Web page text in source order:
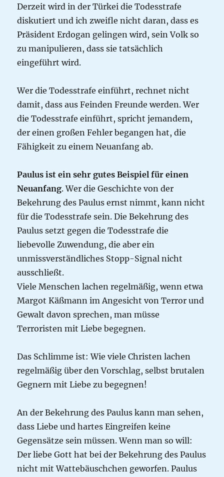
Derzeit wird in der Türkei die Todesstrafe
diskutiert und ich zweifle nicht daran, dass es
Präsident Erdogan gelingen wird, sein Volk so
zu manipulieren, dass sie tatsächlich
eingeführt wird.
Wer die Todesstrafe einführt, rechnet nicht
damit, dass aus Feinden Freunde werden. Wer
die Todesstrafe einführt, spricht jemandem,
der einen großen Fehler begangen hat, die
Fähigkeit zu einem Neuanfang ab.
Paulus ist ein sehr gutes Beispiel für einen
Neuanfang. Wer die Geschichte von der
Bekehrung des Paulus ernst nimmt, kann nicht
für die Todesstrafe sein. Die Bekehrung des
Paulus setzt gegen die Todesstrafe die
liebevolle Zuwendung, die aber ein
unmissverständliches Stopp-Signal nicht
ausschließt.
Viele Menschen lachen regelmäßig, wenn etwa
Margot Käßmann im Angesicht von Terror und
Gewalt davon sprechen, man müsse
Terroristen mit Liebe begegnen.
Das Schlimme ist: Wie viele Christen lachen
regelmäßig über den Vorschlag, selbst brutalen
Gegnern mit Liebe zu begegnen!
An der Bekehrung des Paulus kann man sehen,
dass Liebe und hartes Eingreifen keine
Gegensätze sein müssen. Wenn man so will:
Der liebe Gott hat bei der Bekehrung des Paulus
nicht mit Wattebäuschchen geworfen. Paulus